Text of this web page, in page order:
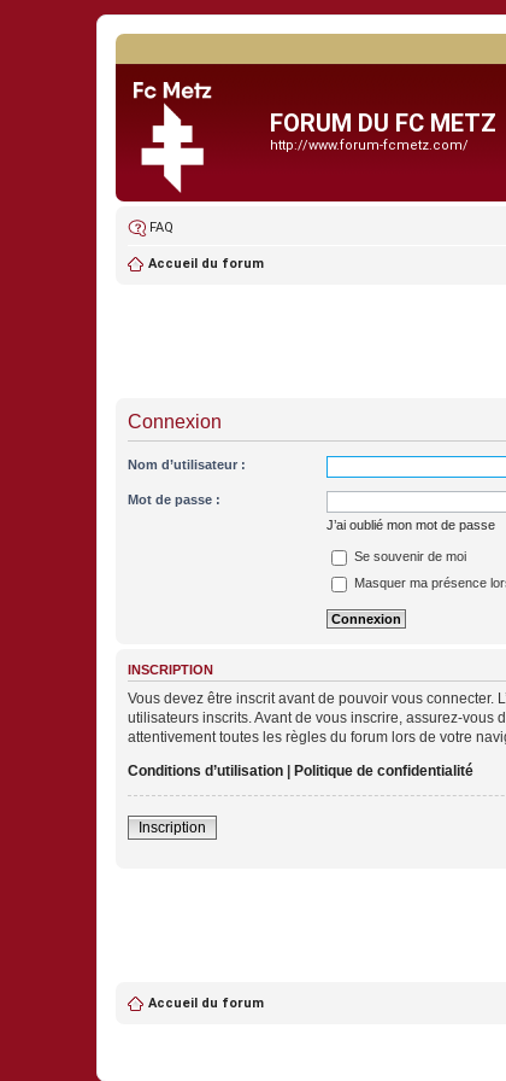
FORUM DU FC METZ
http://www.forum-fcmetz.com/
FAQ
Accueil du forum
Connexion
Nom d’utilisateur :
Mot de passe :
J’ai oublié mon mot de passe
Se souvenir de moi
Masquer ma présence
INSCRIPTION
Vous devez être inscrit avant de pouvoir vous
utilisateurs inscrits. Avant de vous inscrire, assurez-vous
attentivement toutes les règles du forum lors de votre
Conditions d’utilisation | Politique de confidentialité
Inscription
Accueil du forum